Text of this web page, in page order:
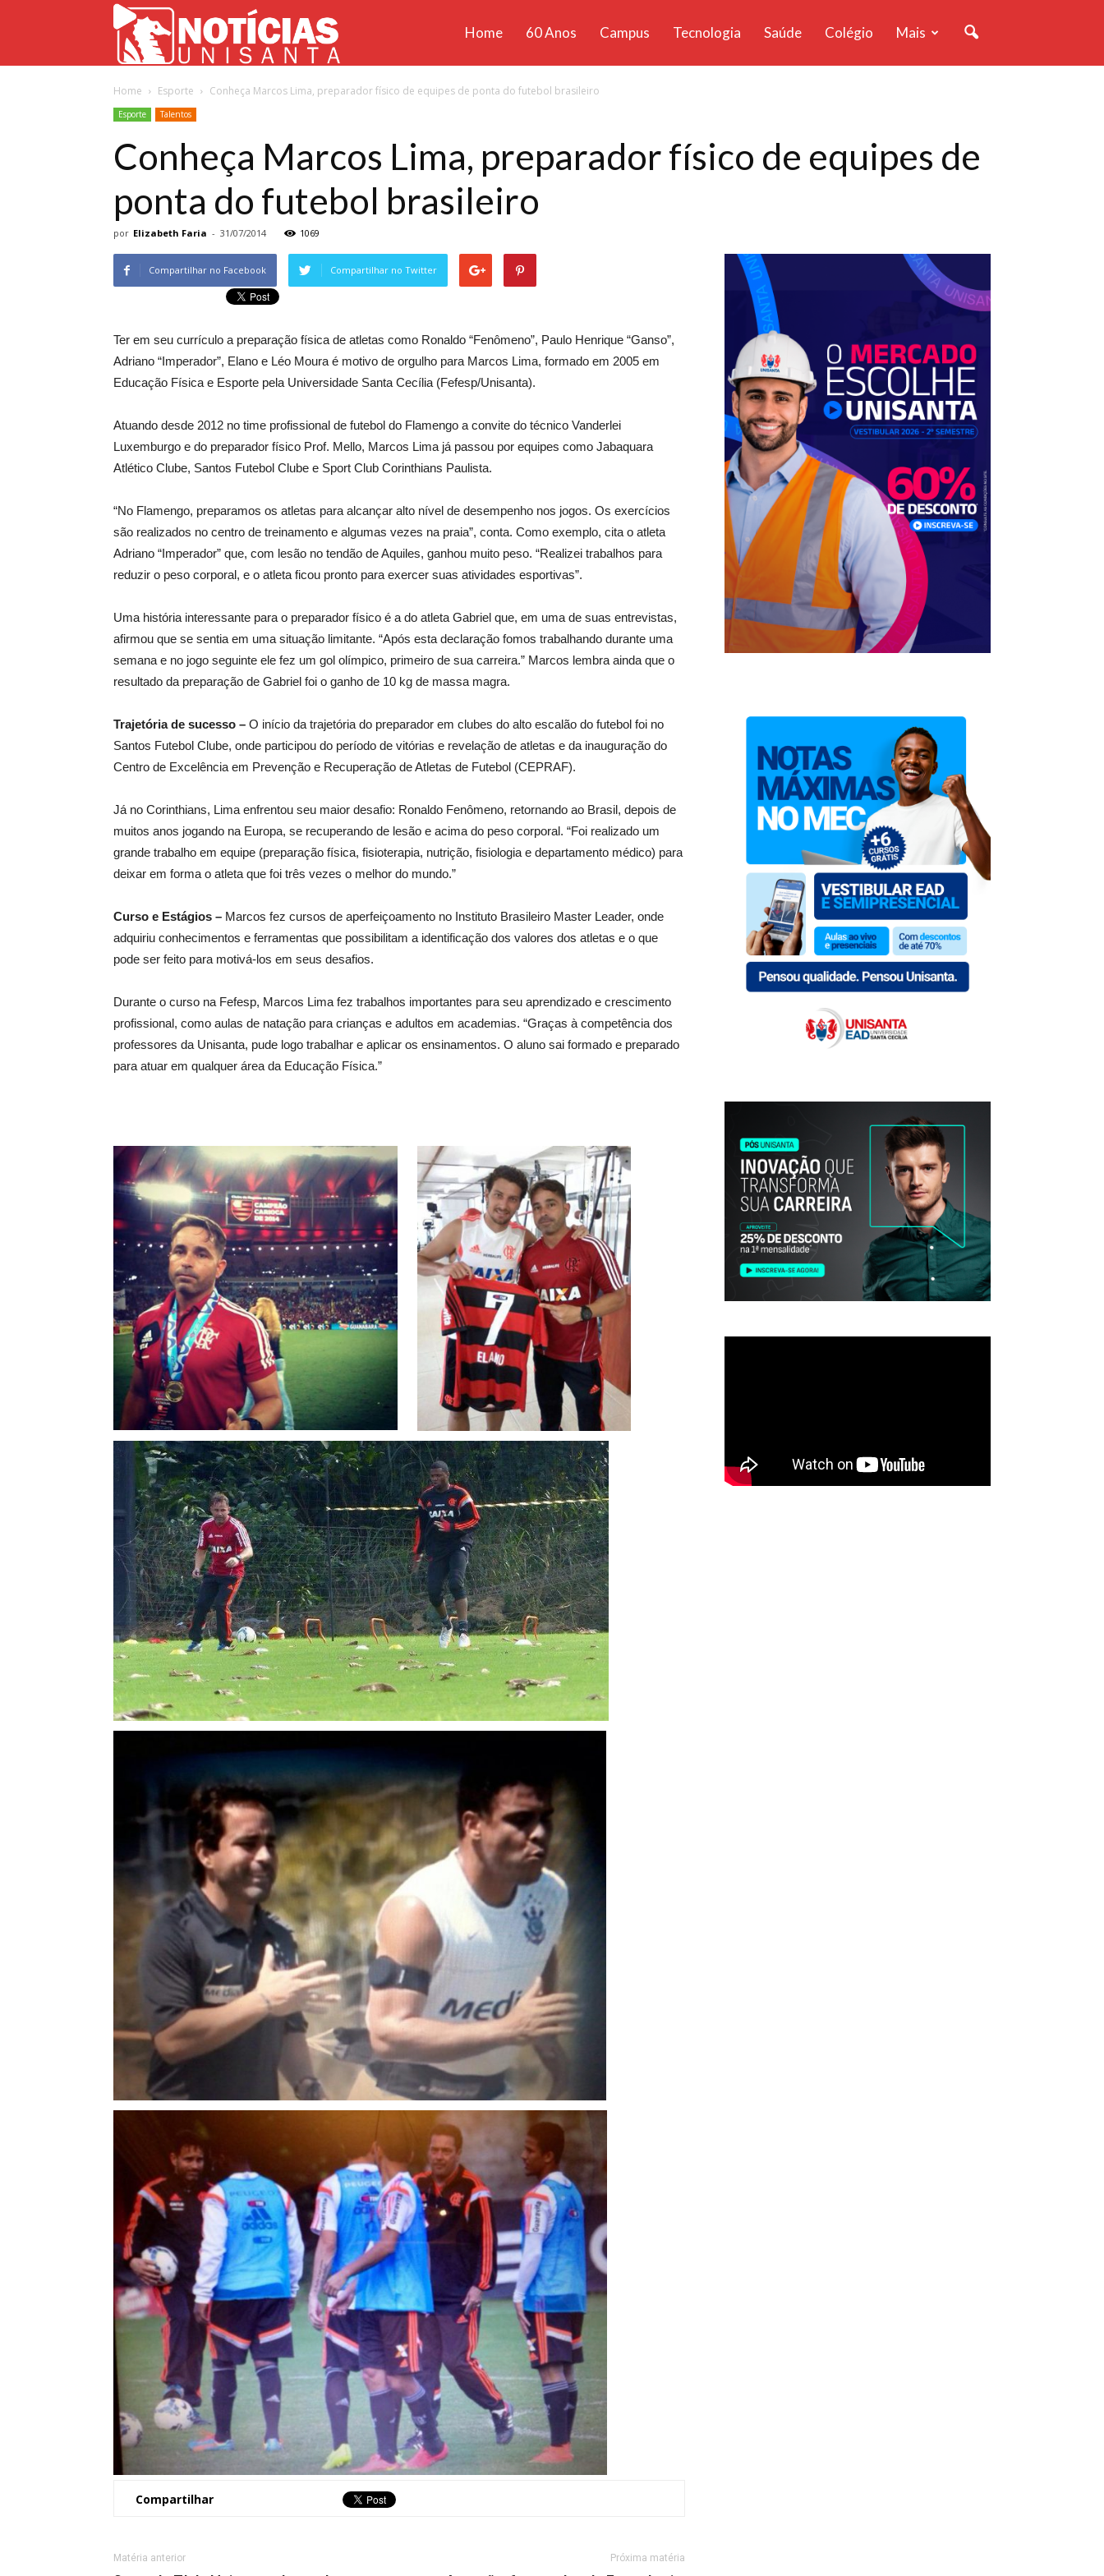
Unisanta
Home 60 Anos Campus Tecnologia Saúde Colégio Mais
Home Esporte Conheça Marcos Lima, preparador físico de equipes de ponta do futebol brasileiro
Esporte Talentos
Conheça Marcos Lima, preparador físico de equipes de
ponta do futebol brasileiro
por Elizabeth Faria - 31/07/2014 1069
Compartilhar no Facebook Compartilhar no Twitter
Ter em seu currículo a preparação física de atletas como Ronaldo “Fenômeno”, Paulo Henrique “Ganso”,
Adriano “Imperador”, Elano e Léo Moura é motivo de orgulho para Marcos Lima, formado em 2005 em
Educação Física e Esporte pela Universidade Santa Cecília (Fefesp/Unisanta).
Atuando desde 2012 no time profissional de futebol do Flamengo a convite do técnico Vanderlei
Luxemburgo e do preparador físico Prof. Mello, Marcos Lima já passou por equipes como Jabaquara
Atlético Clube, Santos Futebol Clube e Sport Club Corinthians Paulista.
“No Flamengo, preparamos os atletas para alcançar alto nível de desempenho nos jogos. Os exercícios
são realizados no centro de treinamento e algumas vezes na praia”, conta. Como exemplo, cita o atleta
Adriano “Imperador” que, com lesão no tendão de Aquiles, ganhou muito peso. “Realizei trabalhos para
reduzir o peso corporal, e o atleta ficou pronto para exercer suas atividades esportivas”.
Uma história interessante para o preparador físico é a do atleta Gabriel que, em uma de suas entrevistas,
afirmou que se sentia em uma situação limitante. “Após esta declaração fomos trabalhando durante uma
semana e no jogo seguinte ele fez um gol olímpico, primeiro de sua carreira.” Marcos lembra ainda que o
resultado da preparação de Gabriel foi o ganho de 10 kg de massa magra.
Trajetória de sucesso – O início da trajetória do preparador em clubes do alto escalão do futebol foi no
Santos Futebol Clube, onde participou do período de vitórias e revelação de atletas e da inauguração do
Centro de Excelência em Prevenção e Recuperação de Atletas de Futebol (CEPRAF).
Já no Corinthians, Lima enfrentou seu maior desafio: Ronaldo Fenômeno, retornando ao Brasil, depois de
muitos anos jogando na Europa, se recuperando de lesão e acima do peso corporal. “Foi realizado um
grande trabalho em equipe (preparação física, fisioterapia, nutrição, fisiologia e departamento médico) para
deixar em forma o atleta que foi três vezes o melhor do mundo.”
Curso e Estágios – Marcos fez cursos de aperfeiçoamento no Instituto Brasileiro Master Leader, onde
adquiriu conhecimentos e ferramentas que possibilitam a identificação dos valores dos atletas e o que
pode ser feito para motivá-los em seus desafios.
Durante o curso na Fefesp, Marcos Lima fez trabalhos importantes para seu aprendizado e crescimento
profissional, como aulas de natação para crianças e adultos em academias. “Graças à competência dos
professores da Unisanta, pude logo trabalhar e aplicar os ensinamentos. O aluno sai formado e preparado
para atuar em qualquer área da Educação Física.”
Compartilhar
Matéria anterior Próxima matéria